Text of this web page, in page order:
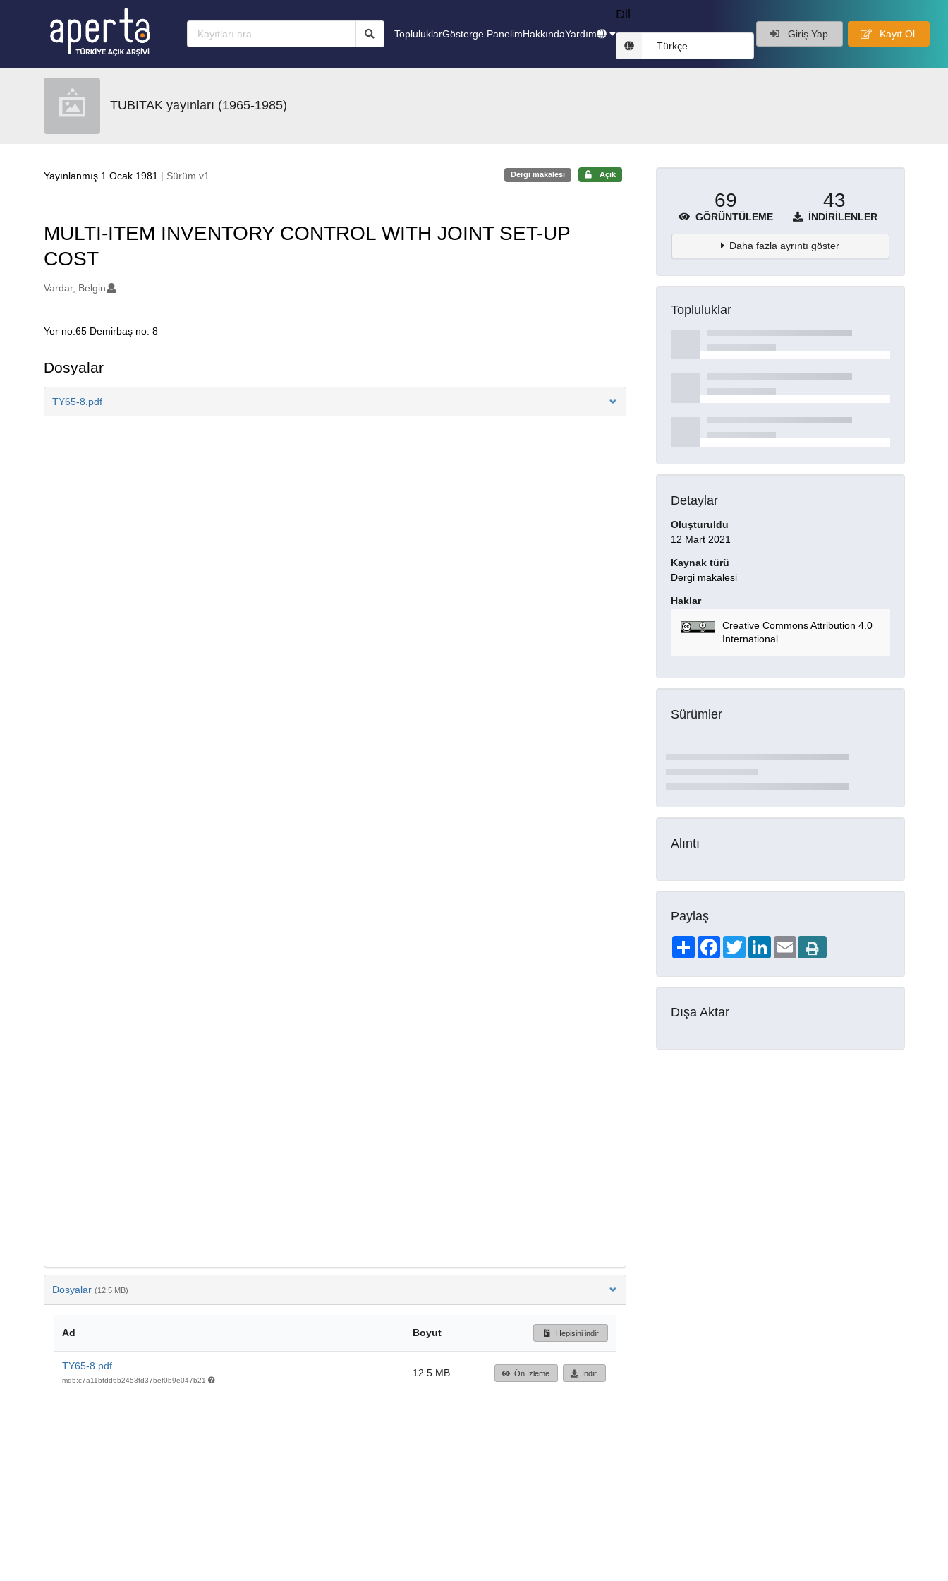
TopluluklarGösterge PanelimHakkındaYardım
Dil
Türkçe
Giriş Yap Kayıt Ol
TUBITAK yayınları (1965-1985)
Yayınlanmış 1 Ocak 1981 | Sürüm v1 Dergi makalesi Açık
MULTI-ITEM INVENTORY CONTROL WITH JOINT SET-UP
COST
Oluşturanlar
Vardar, Belgin
Açıklama
Yer no:65 Demirbaş no: 8
Dosyalar
TY65-8.pdf
Dosyalar (12.5 MB)
Ad Boyut Hepisini indir
TY65-8.pdf
md5:c7a11bfdd6b2453fd37bef0b9e047b21
12.5 MB Ön İzleme İndir
69
GÖRÜNTÜLEME
43
İNDIRILENLER
Daha fazla ayrıntı göster
Topluluklar
Detaylar
Oluşturuldu
12 Mart 2021
Kaynak türü
Dergi makalesi
Haklar
Creative Commons Attribution 4.0
International
Sürümler
Alıntı
Paylaş
ShareFacebookTwitterLinkedIn
Email
Dışa Aktar